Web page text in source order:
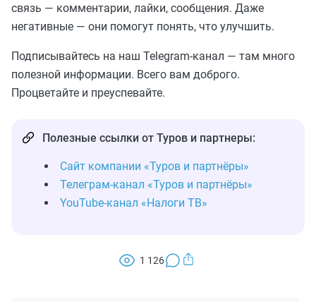
связь — комментарии, лайки, сообщения. Даже
негативные — они помогут понять, что улучшить.
Подписывайтесь на наш Telegram-канал — там много
полезной информации. Всего вам доброго.
Процветайте и преуспевайте.
Полезные ссылки от Туров и партнеры:
Сайт компании «Туров и партнёры»
Телеграм-канал «Туров и партнёры»
YouTube-канал «Налоги ТВ»
1 126